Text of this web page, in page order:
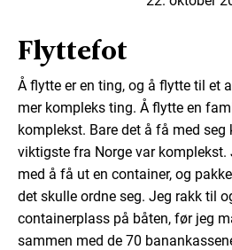
Flyttefot
Å flytte er en ting, og å flytte til et
mer kompleks ting. Å flytte en
komplekst. Bare det å få med
viktigste fra Norge var komplekst.
med å få ut en container, og
det skulle ordne seg. Jeg rakk til
containerplass på båten, før jeg
sammen med de 70